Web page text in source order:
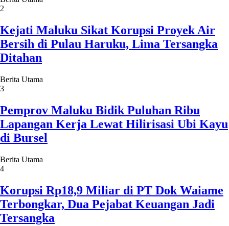
2
Kejati Maluku Sikat Korupsi Proyek Air
Bersih di Pulau Haruku, Lima Tersangka
Ditahan
Berita Utama
3
Pemprov Maluku Bidik Puluhan Ribu
Lapangan Kerja Lewat Hilirisasi Ubi Kayu
di Bursel
Berita Utama
4
Korupsi Rp18,9 Miliar di PT Dok Waiame
Terbongkar, Dua Pejabat Keuangan Jadi
Tersangka